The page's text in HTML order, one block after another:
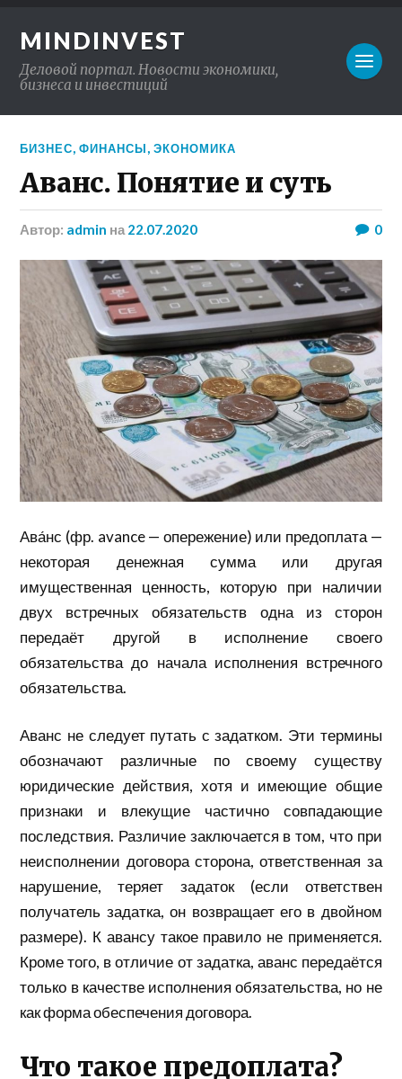
MINDINVEST
Деловой портал. Новости экономики,
бизнеса и инвестиций
БИЗНЕС,ФИНАНСЫ,ЭКОНОМИКА
Аванс. Понятие и суть
Автор: admin на 22.07.2020 0
Ава́нс (фр. avance — опережение) или предоплата —
некоторая денежная сумма или другая
имущественная ценность, которую при наличии
двух встречных обязательств одна из сторон
передаёт другой в исполнение своего
обязательства до начала исполнения встречного
обязательства.
Аванс не следует путать с задатком. Эти термины
обозначают различные по своему существу
юридические действия, хотя и имеющие общие
признаки и влекущие частично совпадающие
последствия. Различие заключается в том, что при
неисполнении договора сторона, ответственная за
нарушение, теряет задаток (если ответствен
получатель задатка, он возвращает его в двойном
размере). К авансу такое правило не применяется.
Кроме того, в отличие от задатка, аванс передаётся
только в качестве исполнения обязательства, но не
как форма обеспечения договора.
Что такое предоплата?